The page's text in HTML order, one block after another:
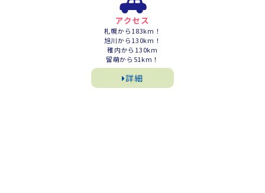
アクセス
札幌から183km！
旭川から130km！
稚内から130km
留萌から51km！
詳細